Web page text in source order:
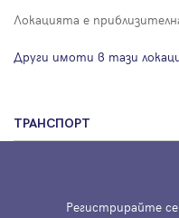
Локацията е
Други имоти в тази
ТРАНСПОРТ
Регистрирайте